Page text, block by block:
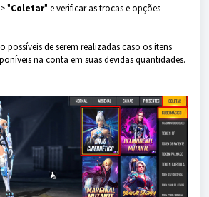
"Coletar" e verificar as trocas e opções
possíveis de serem realizadas caso os itens
na conta em suas devidas quantidades.